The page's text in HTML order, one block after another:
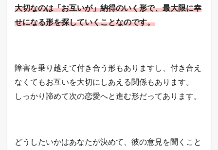
大切なのは「お互いが」納得のいく形で、最大限に幸
せになる形を探していくことなのです。
障害を乗り越えて付き合う形もありますし、付き合え
なくてもお互いを大切にしあえる関係もあります。
しっかり諦めて次の恋愛へと進む形だってあります。
どうしたいかはあなたが決めて、彼の意見を聞くこと